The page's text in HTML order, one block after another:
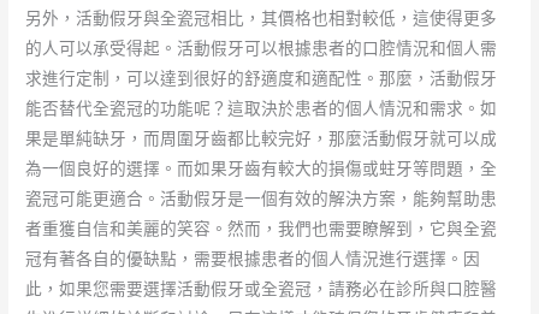
另外，活動假牙與全瓷冠相比，其價格也相對較低，這使得更多
的人可以承受得起。活動假牙可以根據患者的口腔情況和個人需
求進行定制，可以達到很好的舒適度和適配性。那麼，活動假牙
能否替代全瓷冠的功能呢？這取決於患者的個人情況和需求。如
果是單純缺牙，而周圍牙齒都比較完好，那麼活動假牙就可以成
為一個良好的選擇。而如果牙齒有較大的損傷或蛀牙等問題，全
瓷冠可能更適合。活動假牙是一個有效的解決方案，能夠幫助患
者重獲自信和美麗的笑容。然而，我們也需要瞭解到，它與全瓷
冠有著各自的優缺點，需要根據患者的個人情況進行選擇。因
此，如果您需要選擇活動假牙或全瓷冠，請務必在診所與口腔醫